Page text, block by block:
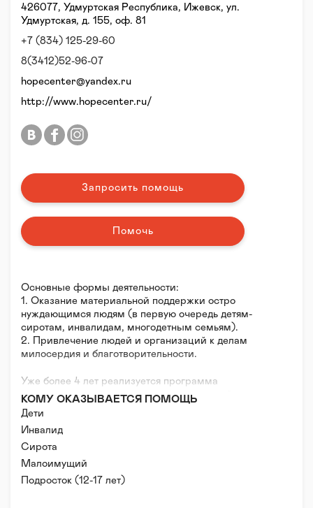
Основные формы деятельности:
1. Оказание материальной поддержки остро
нуждающимся людям (в первую очередь детям-
сиротам, инвалидам, многодетным семьям).
2. Привлечение людей и организаций к делам
милосердия и благотворительности.
Уже более 4 лет реализуется программа
психологической поддержки для мам детей с
ограниченными возможностями "Помогите маме".
Программа также включает в себя помощь
продуктами питания, одеждой, средствами гигиены,
в необходимых случаях - психологическую и
правовую помощь семьям, оказавшимся в трудной
жизненной ситуации:
- молодым мамам из числа бывших воспитанниц
КОМУ ОКАЗЫВАЕТСЯ ПОМОЩЬ
Дети
Инвалид
Сирота
Малоимущий
Подросток (12-17 лет)
426077, Удмуртская Республика, Ижевск, ул.
Удмуртская, д. 155, оф. 81
+7 (834) 125-29-60
8(3412)52-96-07
hopecenter@yandex.ru
http://www.hopecenter.ru/
Запросить помощь
Помочь